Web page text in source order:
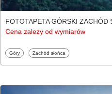
FOTOTAPETA GÓRSKI ZACHÓD
Cena zależy od wymiarów
Fototapety
Góry Fototapety
Zachód słońca